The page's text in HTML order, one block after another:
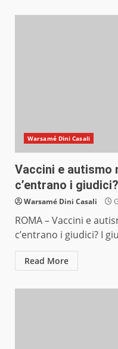
Warsamé Dini Casali
Vaccini e autismo
c’entrano i giudici?
Warsamé Dini Casali
ROMA – Vaccini e
c’entrano i giudici? I
Read More